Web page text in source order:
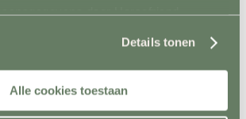
door Horsefriend
Details tonen
Alle cookies toestaan
gietvloer
000